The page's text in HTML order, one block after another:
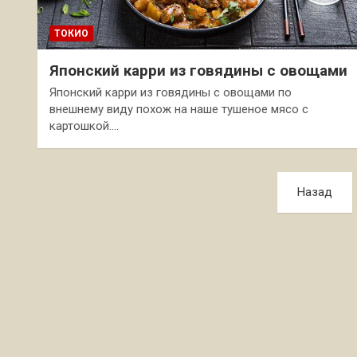
ТОКИО
Японский карри из говядины с овощами
Японский карри из говядины с овощами по
внешнему виду похож на наше тушеное мясо с
картошкой.…
Назад